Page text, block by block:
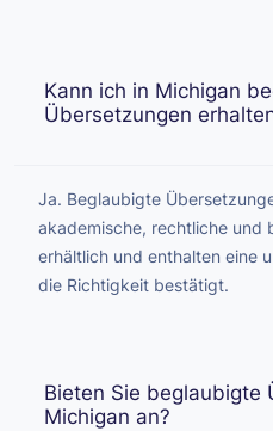
Kann ich in Michigan
Übersetzungen
Ja. Beglaubigte
akademische, rechtliche und
erhältlich und enthalten eine
die Richtigkeit bestätigt.
Bieten Sie beglaubigte
Michigan an?